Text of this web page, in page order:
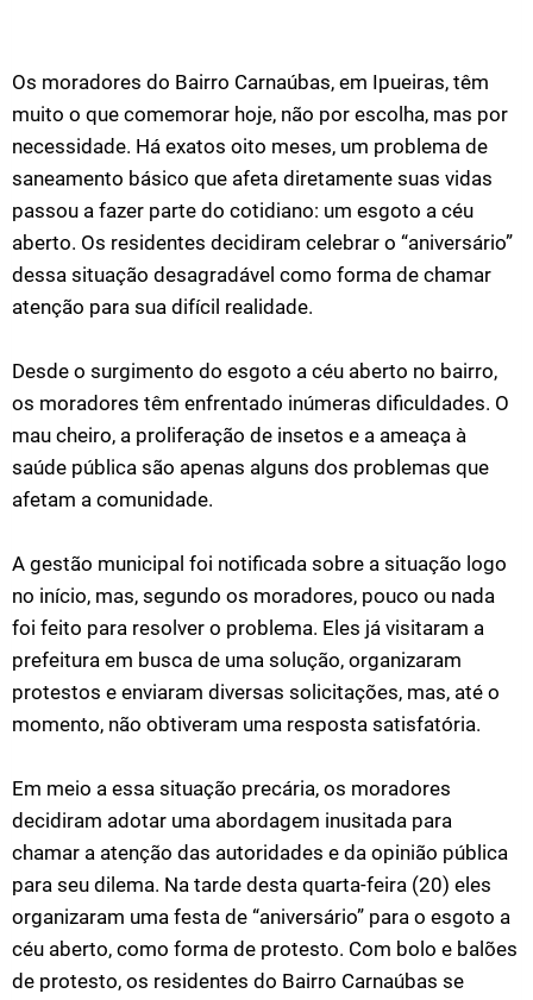
Os moradores do Bairro Carnaúbas, em Ipueiras, têm
muito o que comemorar hoje, não por escolha, mas por
necessidade. Há exatos oito meses, um problema de
saneamento básico que afeta diretamente suas vidas
passou a fazer parte do cotidiano: um esgoto a céu
aberto. Os residentes decidiram celebrar o “aniversário”
dessa situação desagradável como forma de chamar
atenção para sua difícil realidade.
Desde o surgimento do esgoto a céu aberto no bairro,
os moradores têm enfrentado inúmeras dificuldades. O
mau cheiro, a proliferação de insetos e a ameaça à
saúde pública são apenas alguns dos problemas que
afetam a comunidade.
A gestão municipal foi notificada sobre a situação logo
no início, mas, segundo os moradores, pouco ou nada
foi feito para resolver o problema. Eles já visitaram a
prefeitura em busca de uma solução, organizaram
protestos e enviaram diversas solicitações, mas, até o
momento, não obtiveram uma resposta satisfatória.
Em meio a essa situação precária, os moradores
decidiram adotar uma abordagem inusitada para
chamar a atenção das autoridades e da opinião pública
para seu dilema. Na tarde desta quarta-feira (20) eles
organizaram uma festa de “aniversário” para o esgoto a
céu aberto, como forma de protesto. Com bolo e balões
de protesto, os residentes do Bairro Carnaúbas se